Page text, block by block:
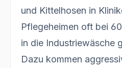
und Kittelhosen in
Pflegeheimen oft bei
in die Industriewäsche
Dazu kommen